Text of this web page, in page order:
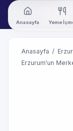
Anasayfa Yeme
Anasayfa /
Erzurum'un